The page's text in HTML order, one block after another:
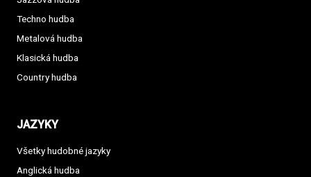
Techno hudba
Metalová hudba
Klasická hudba
Country hudba
JAZYKY
Všetky hudobné jazyky
Anglická hudba